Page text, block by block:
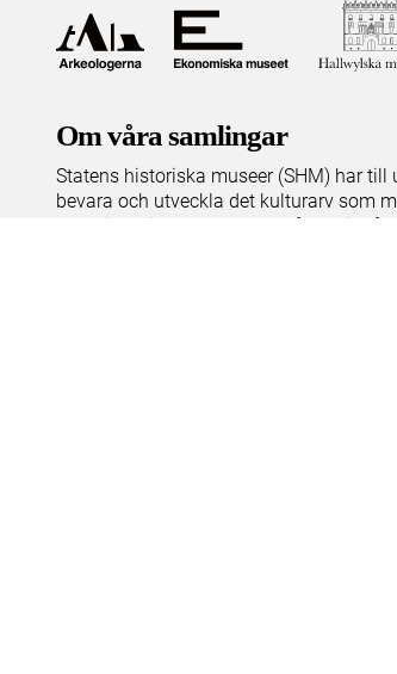
Om våra samlingar
Statens historiska museer (SHM) har
bevara och utveckla det kulturarv som
människor i samhället. Här får du